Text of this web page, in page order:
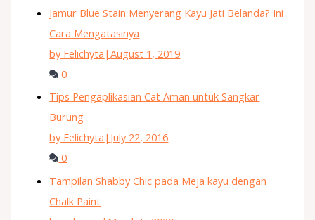
Jamur Blue Stain Menyerang Kayu Jati Belanda? Ini
Cara Mengatasinya
by Felichyta |August 1, 2019
0
Tips Pengaplikasian Cat Aman untuk Sangkar
Burung
by Felichyta | July 22, 2016
0
Tampilan Shabby Chic pada Meja kayu dengan
Chalk Paint